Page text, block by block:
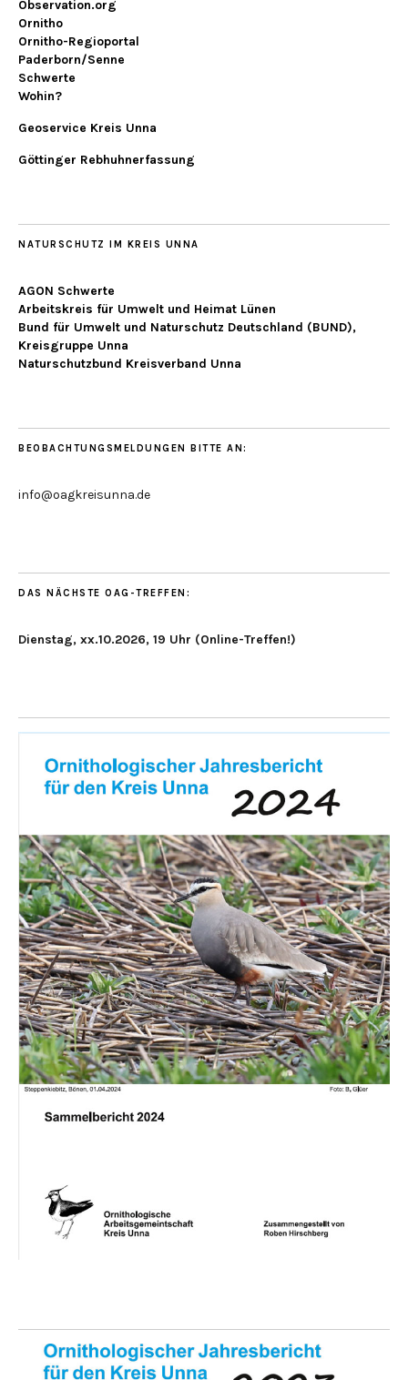
Observation.org
Ornitho
Ornitho-Regioportal
Paderborn/Senne
Schwerte
Wohin?
Geoservice Kreis Unna
Göttinger Rebhuhnerfassung
NATURSCHUTZ IM KREIS UNNA
AGON Schwerte
Arbeitskreis für Umwelt und Heimat Lünen
Bund für Umwelt und Naturschutz Deutschland (BUND),
Kreisgruppe Unna
Naturschutzbund Kreisverband Unna
BEOBACHTUNGSMELDUNGEN BITTE AN:
info@oagkreisunna.de
DAS NÄCHSTE OAG-TREFFEN:
Dienstag, xx.10.2026, 19 Uhr (Online-Treffen!)